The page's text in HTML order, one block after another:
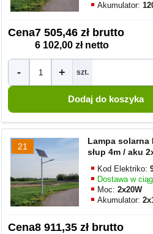
Akumulator:
Cena7 505,46 zł brutto
6 102,00 zł netto
- + szt.
21
Lampa solarna
słup 4m / aku
Kod Elektriko:
Dostawa w
Moc:2x20W
Akumulator:
Cena8 911,35 zł brutto